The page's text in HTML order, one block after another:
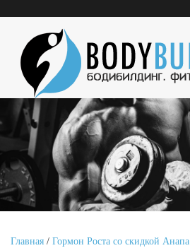
Главная / Гормон Роста со скидкой Анапа